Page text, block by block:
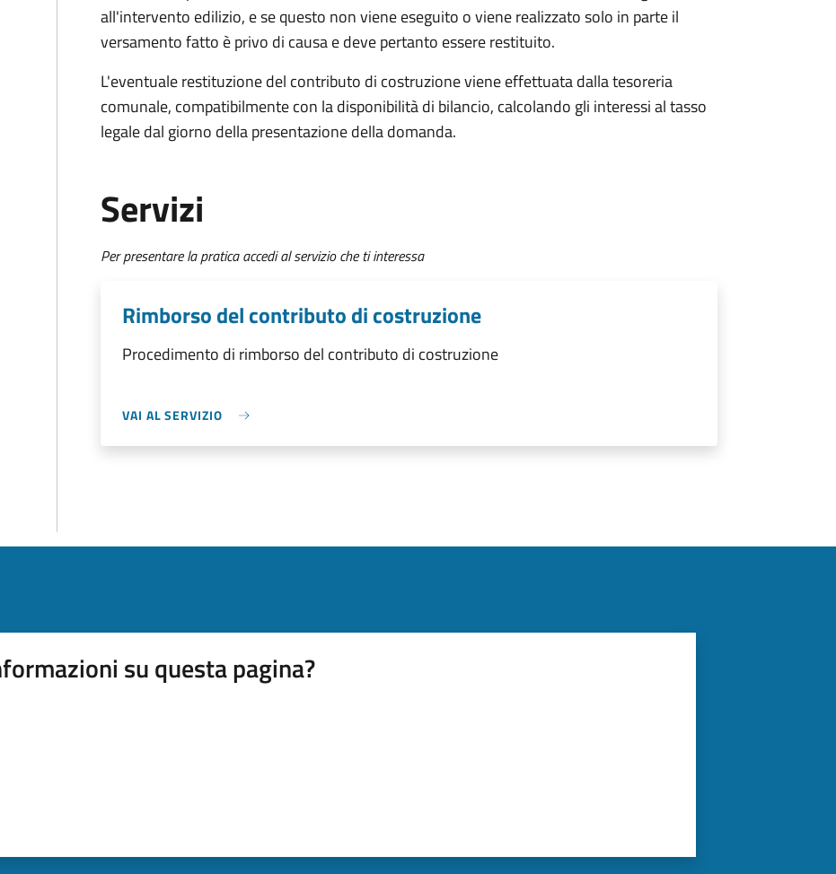
all'intervento edilizio, e se questo non viene eseguito o viene realizzato solo in parte il
versamento fatto è privo di causa e deve pertanto essere restituito.
L'eventuale restituzione del contributo di costruzione viene effettuata dalla tesoreria
comunale, compatibilmente con la disponibilità di bilancio, calcolando gli interessi al tasso
legale dal giorno della presentazione della domanda.
Servizi
Per presentare la pratica accedi al servizio che ti interessa
Rimborso del contributo di costruzione
Procedimento di rimborso del contributo di costruzione
VAI AL SERVIZIO
su questa pagina?